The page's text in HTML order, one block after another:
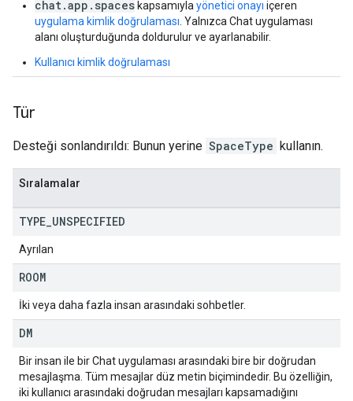
chat.app.spaces kapsamıyla yönetici onayı içeren
uygulama kimlik doğrulaması . Yalnızca Chat uygulaması
alanı oluşturduğunda doldurulur ve ayarlanabilir.
Kullanıcı kimlik doğrulaması
Tür
Desteği sonlandırıldı: Bunun yerine SpaceType kullanın.
Sıralamalar
TYPE UNSPECIFIED
Ayrılan
ROOM
İki veya daha fazla insan arasındaki sohbetler.
DM
Bir insan ile bir Chat uygulaması arasındaki bire bir doğrudan
mesajlaşma. Tüm mesajlar düz metin biçimindedir. Bu özelliğin,
iki kullanıcı arasındaki doğrudan mesajları kapsamadığını